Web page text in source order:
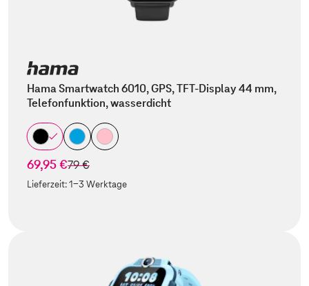
Hama Smartwatch 6010, GPS, TFT-Display 44 mm,
Telefonfunktion, wasserdicht
69,95 €statt
79 €
Lieferzeit:1-3 Werktage